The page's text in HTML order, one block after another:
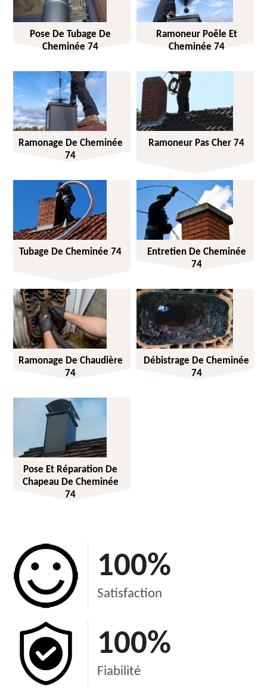
Pose De Tubage De
Cheminée 74
Ramoneur Poêle Et
Cheminée 74
Ramonage De Cheminée
74
Ramoneur Pas Cher 74
Tubage De Cheminée 74
Entretien De Cheminée
74
Ramonage De Chaudière
74
Débistrage De Cheminée
74
Pose Et Réparation De
Chapeau De Cheminée
74
100%
Satisfaction
100%
Fiabilité